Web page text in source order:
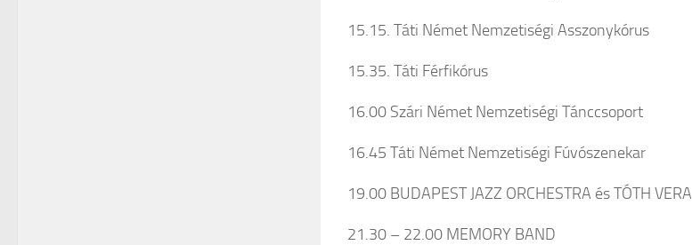
15.15. Táti Német Nemzetiségi Asszonykórus
15.35. Táti Férfikórus
16.00 Szári Német Nemzetiségi Tánccsoport
16.45 Táti Német Nemzetiségi Fúvószenekar
19.00 BUDAPEST JAZZ ORCHESTRA és TÓTH VERA
21.30 – 22.00 MEMORY BAND